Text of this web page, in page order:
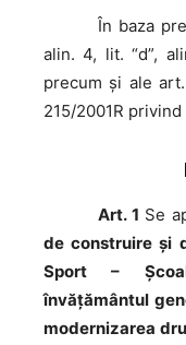
În baza
alin. 4, lit. “d”,
precum şi ale
215/2001R
Art. 1 Se
de construire şi
Sport –
învățământul
modernizarea